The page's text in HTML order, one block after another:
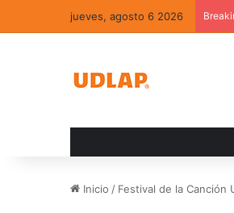
jueves, agosto 6 2026
Inicio / Festival de la Canción